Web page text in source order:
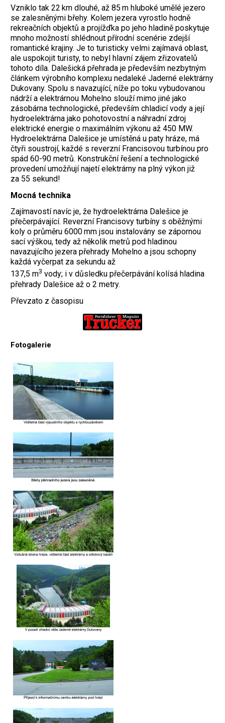
Vzniklo tak 22 km dlouhé, až 85 m hluboké umělé jezero
se zalesněnými břehy. Kolem jezera vyrostlo hodně
rekreačních objektů a projížďka po jeho hladině poskytuje
mnoho možností shlédnout přírodní scenérie zdejší
romantické krajiny. Je to turisticky velmi zajímavá oblast,
ale uspokojit turisty, to nebyl hlavní zájem zřizovatelů
tohoto díla. Dalešická přehrada je především nezbytným
článkem výrobního komplexu nedaleké Jaderné elektrárny
Dukovany. Spolu s navazující, níže po toku vybudovanou
nádrží a elektrárnou Mohelno slouží mimo jiné jako
zásobárna technologické, především chladicí vody a její
hydroelektrárna jako pohotovostní a náhradní zdroj
elektrické energie o maximálním výkonu až 450 MW.
Hydroelektrárna Dalešice je umístěná u paty hráze, má
čtyři soustrojí, každé s reverzní Francisovou turbínou pro
spád 60-90 metrů. Konstrukční řešení a technologické
provedení umožňují najetí elektrárny na plný výkon již
za 55 sekund!
Mocná technika
Zajímavostí navíc je, že hydroelektrárna Dalešice je
přečerpávající. Reverzní Francisovy turbíny s oběžnými
koly o průměru 6000 mm jsou instalovány se zápornou
sací výškou, tedy až několik metrů pod hladinou
navazujícího jezera přehrady Mohelno a jsou schopny
každá vyčerpat za sekundu až
137,5 m3 vody; i v důsledku přečerpávání kolísá hladina
přehrady Dalešice až o 2 metry.
Převzato z časopisu
Fotogalerie